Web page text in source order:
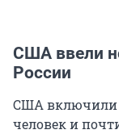
США ввели
России
США включили
человек и